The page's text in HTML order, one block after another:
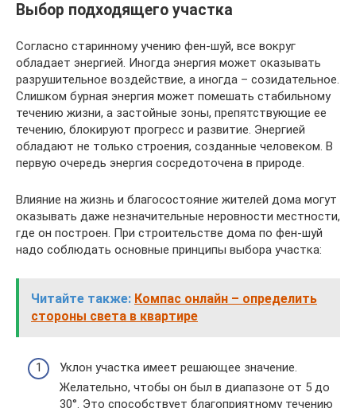
Выбор подходящего участка
Согласно старинному учению фен-шуй, все вокруг
обладает энергией. Иногда энергия может оказывать
разрушительное воздействие, а иногда – созидательное.
Слишком бурная энергия может помешать стабильному
течению жизни, а застойные зоны, препятствующие ее
течению, блокируют прогресс и развитие. Энергией
обладают не только строения, созданные человеком. В
первую очередь энергия сосредоточена в природе.
Влияние на жизнь и благосостояние жителей дома могут
оказывать даже незначительные неровности местности,
где он построен. При строительстве дома по фен-шуй
надо соблюдать основные принципы выбора участка:
Читайте также: Компас онлайн – определить
стороны света в квартире
Уклон участка имеет решающее значение.
Желательно, чтобы он был в диапазоне от 5 до
30°. Это способствует благоприятному течению